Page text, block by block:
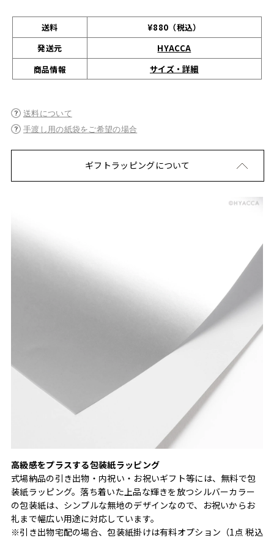
送料
¥880（税込）
発送元
HYACCA
商品情報
サイズ・詳細
送料について
手渡し用の紙袋をご希望の場合
ギフトラッピングについて
高級感をプラスする包装紙ラッピング
式場納品の引き出物・内祝い・お祝いギフト等には、無料で包
装紙ラッピング。落ち着いた上品な輝きを放つシルバーカラー
の包装紙は、シンプルな無地のデザインなので、お祝いからお
礼まで幅広い用途に対応しています。
※引き出物宅配の場合、包装紙掛けは有料オプション（1点 税込